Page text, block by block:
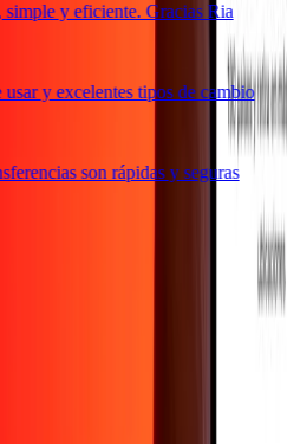
y eficiente. Gracias Ria
y excelentes tipos de cambio
son rápidas y seguras